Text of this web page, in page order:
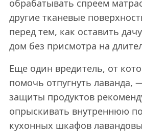
обрабатывать спреем
другие тканевые
перед тем, как оставить
дом без присмотра на
Еще один вредитель, от
помочь отпугнуть лаванда,
защиты продуктов
опрыскивать внутреннюю
кухонных шкафов